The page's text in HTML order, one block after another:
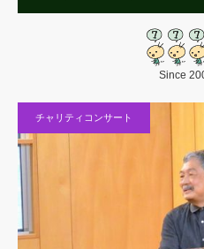
Since
チャリティコンサート